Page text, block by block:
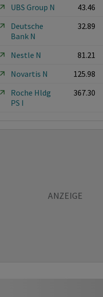
UBS Group N
43.46
Deutsche
Bank N
32.89
Nestle N 81.21
Novartis N
125.98
Roche Hldg
PS I
367.30